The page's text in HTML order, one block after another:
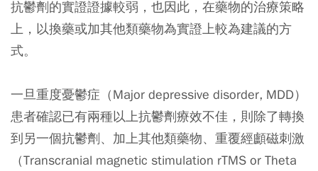
抗鬱劑的實證證據較弱，也因此，在藥物的治療策略
上，以換藥或加其他類藥物為實證上較為建議的方
式。
一旦重度憂鬱症（Major depressive disorder, MDD）
患者確認已有兩種以上抗鬱劑療效不佳，則除了轉換
到另一個抗鬱劑、加上其他類藥物、重覆經顱磁刺激
（Transcranial magnetic stimulation rTMS or Theta